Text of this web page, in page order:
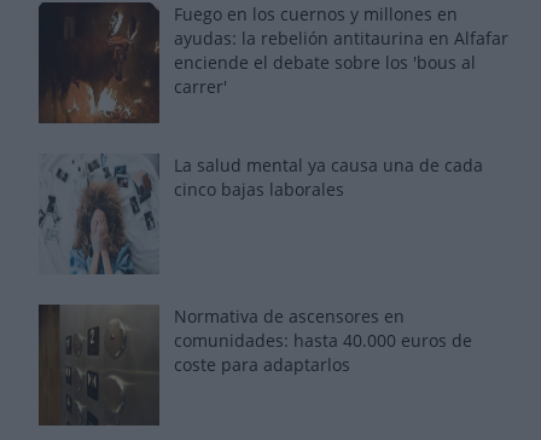
Fuego en los cuernos y millones en
ayudas: la rebelión antitaurina en Alfafar
enciende el debate sobre los 'bous al
carrer'
La salud mental ya causa una de cada
cinco bajas laborales
Normativa de ascensores en
comunidades: hasta 40.000 euros de
coste para adaptarlos